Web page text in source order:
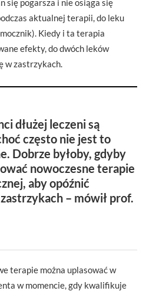
aktualnej terapii, do leku
Kiedy i ta terapia
efekty, do dwóch leków
w zastrzykach.
dłużej leczeni są
często nie jest to
Dobrze byłoby, gdyby
nowoczesne terapie
aby opóźnić
– mówił prof.
terapie można uplasować w
w momencie, gdy kwalifikuje